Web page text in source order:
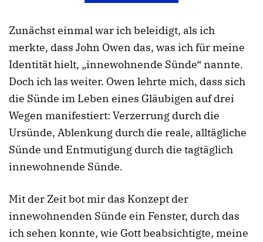
Zunächst einmal war ich beleidigt, als ich
merkte, dass John Owen das, was ich für meine
Identität hielt, „innewohnende Sünde“ nannte.
Doch ich las weiter. Owen lehrte mich, dass sich
die Sünde im Leben eines Gläubigen auf drei
Wegen manifestiert: Verzerrung durch die
Ursünde, Ablenkung durch die reale, alltägliche
Sünde und Entmutigung durch die tagtäglich
innewohnende Sünde.
Mit der Zeit bot mir das Konzept der
innewohnenden Sünde ein Fenster, durch das
ich sehen konnte, wie Gott beabsichtigte, meine